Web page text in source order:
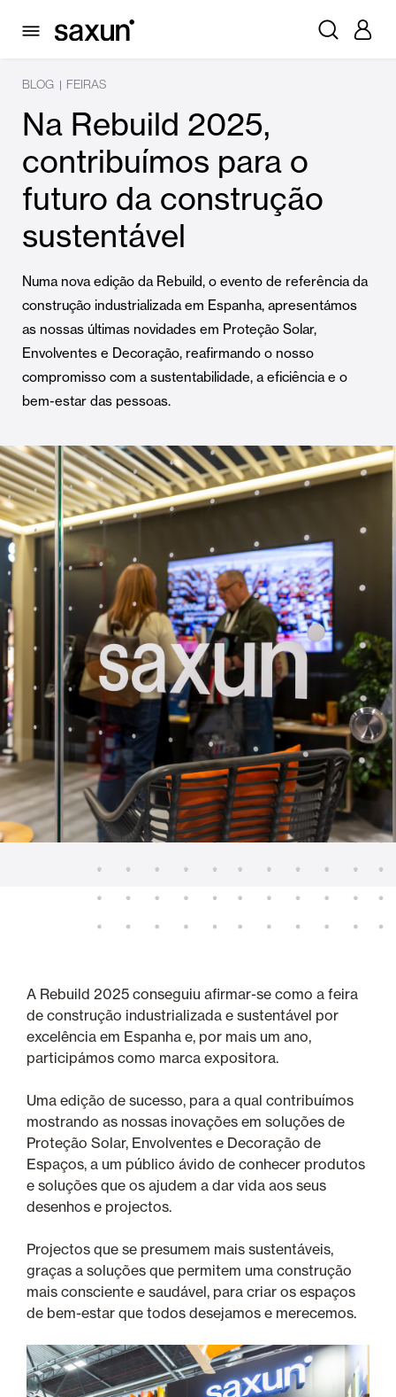
BLOG | FEIRAS
Na Rebuild 2025,
contribuímos para o
futuro da construção
sustentável
Numa nova edição da Rebuild, o evento de referência da
construção industrializada em Espanha, apresentámos
as nossas últimas novidades em Proteção Solar,
Envolventes e Decoração, reafirmando o nosso
compromisso com a sustentabilidade, a eficiência e o
bem-estar das pessoas.
A Rebuild 2025 conseguiu afirmar-se como a feira
de construção industrializada e sustentável por
excelência em Espanha e, por mais um ano,
participámos como marca expositora.
Uma edição de sucesso, para a qual contribuímos
mostrando as nossas inovações em soluções de
Proteção Solar, Envolventes e Decoração de
Espaços, a um público ávido de conhecer produtos
e soluções que os ajudem a dar vida aos seus
desenhos e projectos.
Projectos que se presumem mais sustentáveis,
graças a soluções que permitem uma construção
mais consciente e saudável, para criar os espaços
de bem-estar que todos desejamos e merecemos.